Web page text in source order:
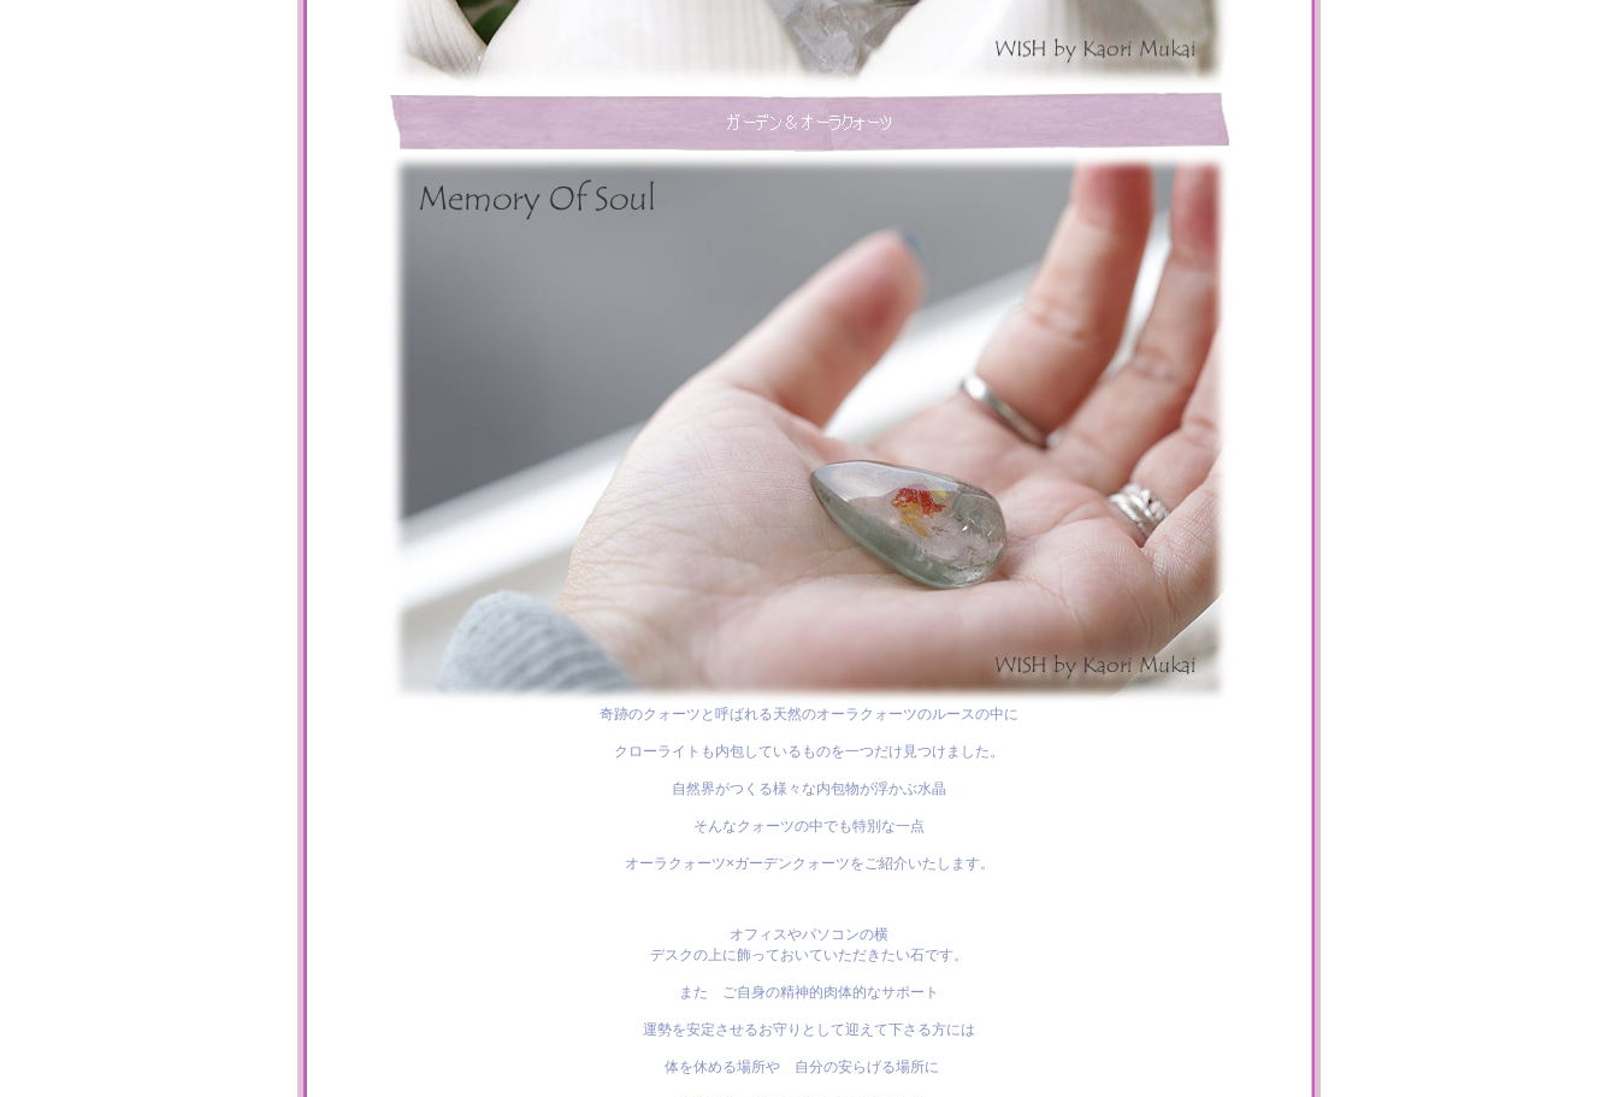
奇跡のクォーツと呼ばれる天然のオーラクォーツのルースの中に
クローライトも内包しているものを一つだけ見つけました。
自然界がつくる様々な内包物が浮かぶ水晶
そんなクォーツの中でも特別な一点
オーラクォーツ×ガーデンクォーツをご紹介いたします。
オフィスやパソコンの横
デスクの上に飾っておいていただきたい石です。
また ご自身の精神的肉体的なサポート
運勢を安定させるお守りとして迎えて下さる方には
体を休める場所や 自分の安らげる場所に